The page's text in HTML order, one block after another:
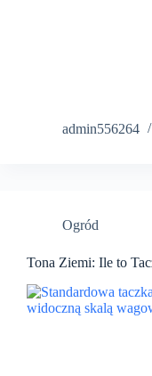
admin556264
Ogród
Tona Ziemi: Ile to